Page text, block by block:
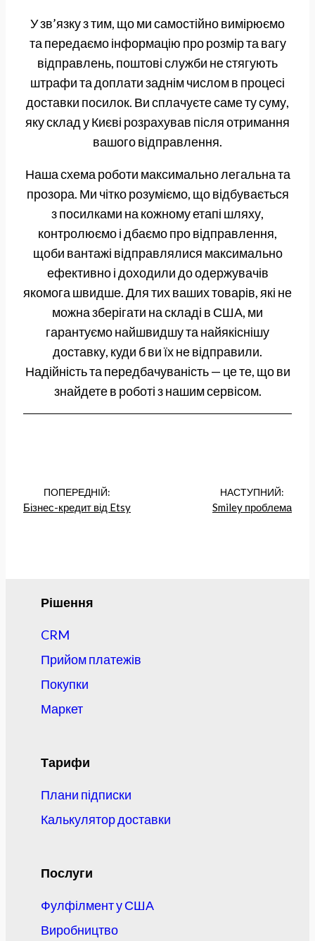
У зв’язку з тим, що ми самостійно вимірюємо
та передаємо інформацію про розмір та вагу
відправлень, поштові служби не стягують
штрафи та доплати заднім числом в процесі
доставки посилок. Ви сплачуєте саме ту суму,
яку склад у Києві розрахував після отримання
вашого відправлення.
Наша схема роботи максимально легальна та
прозора. Ми чітко розуміємо, що відбувається
з посилками на кожному етапі шляху,
контролюємо і дбаємо про відправлення,
щоби вантажі відправлялися максимально
ефективно і доходили до одержувачів
якомога швидше. Для тих ваших товарів, які не
можна зберігати на складі в США, ми
гарантуємо найшвидшу та найякіснішу
доставку, куди б ви їх не відправили.
Надійність та передбачуваність — це те, що ви
знайдете в роботі з нашим сервісом.
ПОПЕРЕДНІЙ:
Бізнес-кредит від Etsy
НАСТУПНИЙ:
Smiley проблема
Рішення
CRM
Прийом платежів
Покупки
Маркет
Тарифи
Плани підписки
Калькулятор доставки
Послуги
Фулфілмент у США
Виробництво